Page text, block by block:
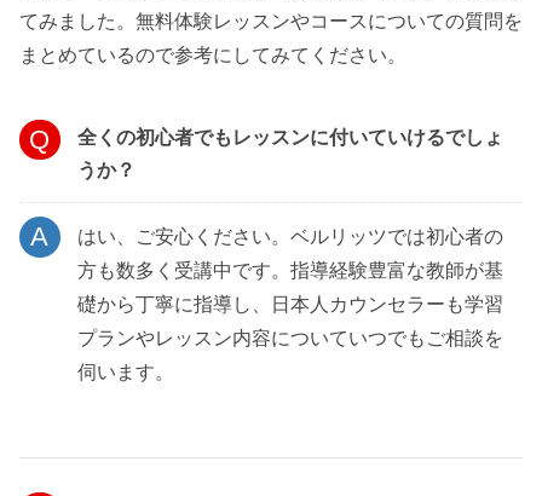
てみました。無料体験レッスンやコースについての質問を
まとめているので参考にしてみてください。
全くの初心者でもレッスンに付いていけるでしょ
うか？
はい、ご安心ください。ベルリッツでは初心者の
方も数多く受講中です。指導経験豊富な教師が基
礎から丁寧に指導し、日本人カウンセラーも学習
プランやレッスン内容についていつでもご相談を
伺います。